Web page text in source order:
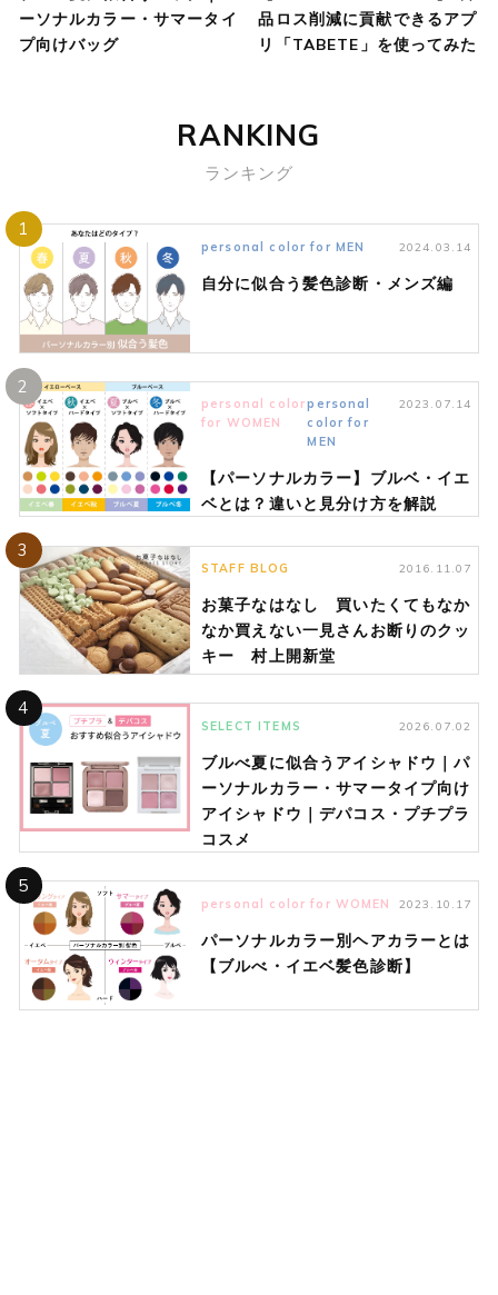
ーソナルカラー・サマータイ
プ向けバッグ
品ロス削減に貢献できるアプ
リ「TABETE」を使ってみた
RANKING
ランキング
1
personal color for MEN 2024.03.14
自分に似合う髪色診断・メンズ編
2
personal color
for WOMEN
personal
color for
MEN
2023.07.14
【パーソナルカラー】ブルベ・イエ
ベとは？違いと見分け方を解説
3
STAFF BLOG 2016.11.07
お菓子なはなし 買いたくてもなか
なか買えない一見さんお断りのクッ
キー 村上開新堂
4
SELECT ITEMS 2026.07.02
ブルべ夏に似合うアイシャドウ｜パ
ーソナルカラー・サマータイプ向け
アイシャドウ｜デパコス・プチプラ
コスメ
5
personal color for WOMEN 2023.10.17
パーソナルカラー別ヘアカラーとは
【ブルべ・イエベ髪色診断】